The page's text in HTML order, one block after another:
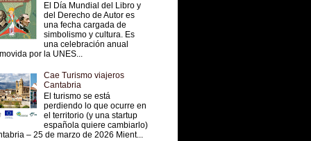
El Día Mundial del Libro y
del Derecho de Autor es
una fecha cargada de
simbolismo y cultura. Es
una celebración anual
por la UNES...
Cae Turismo viajeros
Cantabria
El turismo se está
perdiendo lo que ocurre en
el territorio (y una startup
española quiere cambiarlo)
– 25 de marzo de 2026 Mient...